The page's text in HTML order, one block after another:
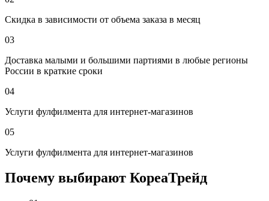
Скидка в зависимости от объема заказа в месяц
03
Доставка малыми и большими партиями в любые регионы
России в краткие сроки
04
Услуги фулфилмента для интернет-магазинов
05
Услуги фулфилмента для интернет-магазинов
Почему выбирают КореаТрейд